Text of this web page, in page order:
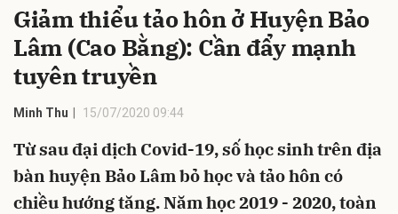
Giảm thiểu tảo hôn ở Huyện Bảo
Lâm (Cao Bằng): Cần đẩy mạnh
tuyên truyền
Minh Thu 15/07/2020 09:44
Từ sau đại dịch Covid-19, số học sinh trên địa
bàn huyện Bảo Lâm bỏ học và tảo hôn có
chiều hướng tăng. Năm học 2019 - 2020, toàn